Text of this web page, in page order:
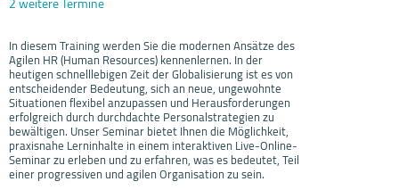
In diesem Training werden Sie die modernen Ansätze des
Agilen HR (Human Resources) kennenlernen. In der
heutigen schnelllebigen Zeit der Globalisierung ist es von
entscheidender Bedeutung, sich an neue, ungewohnte
Situationen flexibel anzupassen und Herausforderungen
erfolgreich durch durchdachte Personalstrategien zu
bewältigen. Unser Seminar bietet Ihnen die Möglichkeit,
praxisnahe Lerninhalte in einem interaktiven Live-Online-
Seminar zu erleben und zu erfahren, was es bedeutet, Teil
einer progressiven und agilen Organisation zu sein.